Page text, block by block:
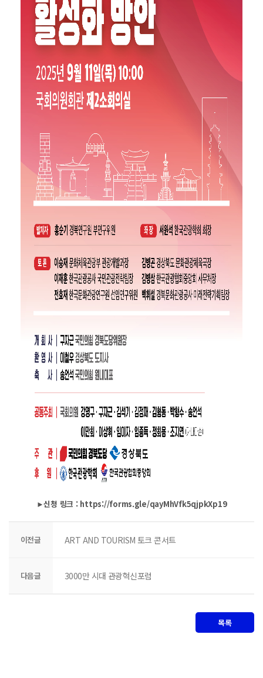
►신청 링크 : https://forms.gle/qayMhVfk5qjpkXp19
이전글 ART AND TOURISM 토크 콘서트
다음글 3000만 시대 관광혁신포럼
목록